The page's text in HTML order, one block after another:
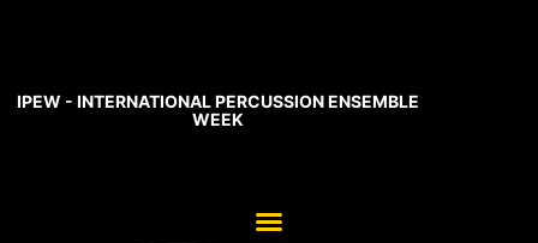
IPEW - INTERNATIONAL PERCUSSION ENSEMBLE
WEEK